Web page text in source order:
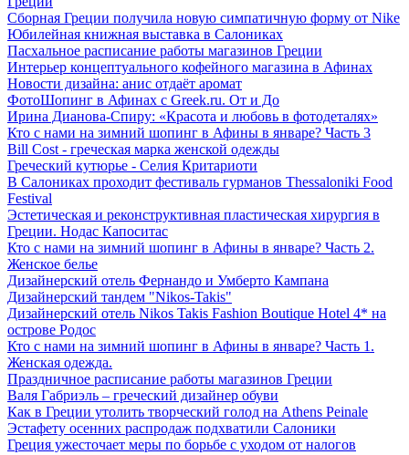
Сборная Греции получила новую симпатичную форму от Nike
Юбилейная книжная выставка в Салониках
Пасхальное расписание работы магазинов Греции
Интерьер концептуального кофейного магазина в Афинах
Новости дизайна: анис отдаёт аромат
ФотоШопинг в Афинах с Greek.ru. От и До
Ирина Дианова-Спиру: «Красота и любовь в фотодеталях»
Кто с нами на зимний шопинг в Афины в январе? Часть 3
Bill Cost - греческая марка женской одежды
Греческий кутюрье - Селия Критариоти
В Салониках проходит фестиваль гурманов Thessaloniki Food
Festival
Эстетическая и реконструктивная пластическая хирургия в
Греции. Нодас Капоситас
Кто с нами на зимний шопинг в Афины в январе? Часть 2.
Женское белье
Дизайнерский отель Фернандо и Умберто Кампана
Дизайнерский тандем "Nikos-Takis"
Дизайнерский отель Nikos Takis Fashion Boutique Hotel 4* на
острове Родос
Кто с нами на зимний шопинг в Афины в январе? Часть 1.
Женская одежда.
Праздничное расписание работы магазинов Греции
Валя Габриэль – греческий дизайнер обуви
Как в Греции утолить творческий голод на Athens Peinale
Эстафету осенних распродаж подхватили Салоники
Греция ужесточает меры по борьбе с уходом от налогов